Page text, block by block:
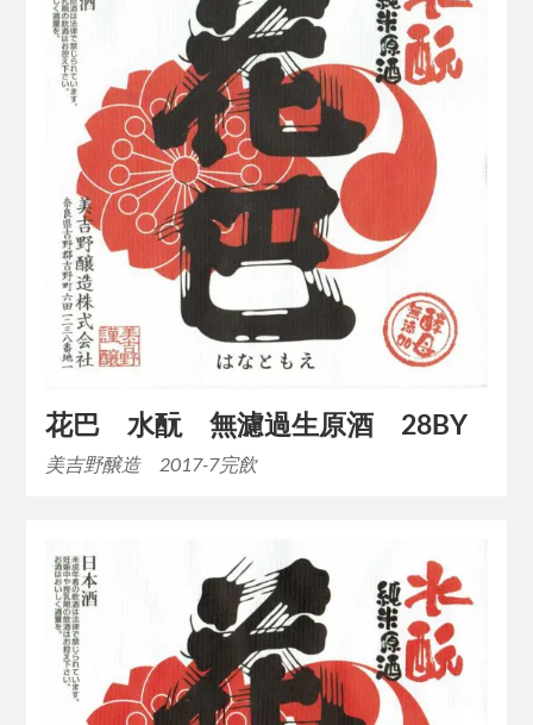
花巴 水酛 無濾過生原酒 28BY
美吉野醸造 2017-7完飲